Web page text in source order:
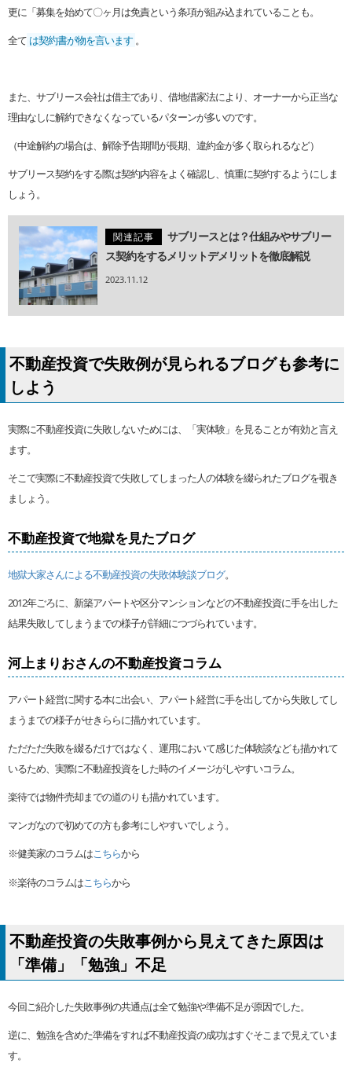
更に「募集を始めて〇ヶ月は免責という条項が組み込まれていることも。
全て は契約書が物を言います 。
また、サブリース会社は借主であり、借地借家法により、オーナーから正当な
理由なしに解約できなくなっているパターンが多いのです。
（中途解約の場合は、解除予告期間が長期、違約金が多く取られるなど）
サブリース契約をする際は契約内容をよく確認し、慎重に契約するようにしま
しょう。
関連記事
サブリースとは？仕組みやサブリー
ス契約をするメリットデメリットを徹底解説
2023.11.12
不動産投資で失敗例が見られるブログも参考に
しよう
実際に不動産投資に失敗しないためには、「実体験」を見ることが有効と言え
ます。
そこで実際に不動産投資で失敗してしまった人の体験を綴られたブログを覗き
ましょう。
不動産投資で地獄を見たブログ
地獄大家さんによる不動産投資の失敗体験談ブログ。
2012年ごろに、新築アパートや区分マンションなどの不動産投資に手を出した
結果失敗してしまうまでの様子が詳細につづられています。
河上まりおさんの不動産投資コラム
アパート経営に関する本に出会い、アパート経営に手を出してから失敗してし
まうまでの様子がせきららに描かれています。
ただただ失敗を綴るだけではなく、運用において感じた体験談なども描かれて
いるため、実際に不動産投資をした時のイメージがしやすいコラム。
楽待では物件売却までの道のりも描かれています。
マンガなので初めての方も参考にしやすいでしょう。
※健美家のコラムは こちらから
※楽待のコラムは こちらから
不動産投資の失敗事例から見えてきた原因は
「準備」「勉強」不足
今回ご紹介した失敗事例の共通点は全て勉強や準備不足が原因でした。
逆に、勉強を含めた準備をすれば不動産投資の成功はすぐそこまで見えていま
す。